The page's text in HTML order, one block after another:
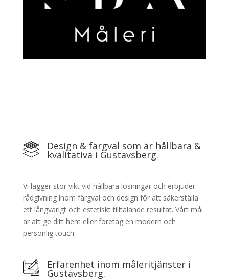
Design & färgval som är hållbara &
kvalitativa i Gustavsberg.
Vi lägger stor vikt vid hållbara lösningar och erbjuder
rådgivning inom färgval och design för att säkerställa
ett långvarigt och estetiskt tilltalande resultat. Vårt mål
är att ge ditt hem eller företag en modern och
personlig touch.
Erfarenhet inom måleritjänster i
Gustavsberg.